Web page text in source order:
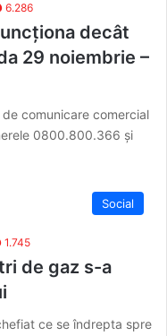
6.286
decât
29 noiembrie –
comunicare comercial
0800.800.366 și
Social
1.745
de gaz s-a
ce se îndrepta spre